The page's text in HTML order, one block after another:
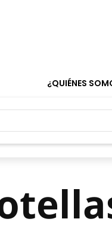
¿QUIÉNES